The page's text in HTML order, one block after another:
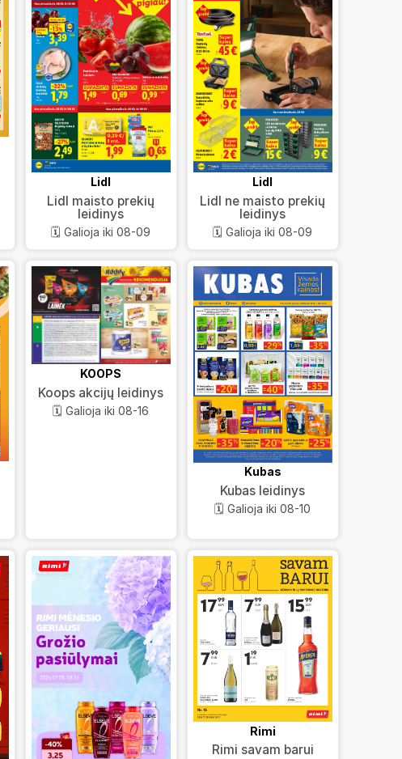
Lidl
Lidl maisto prekių
leidinys
🗓️ Galioja iki 08-09
Lidl
Lidl ne maisto prekių
leidinys
🗓️ Galioja iki 08-09
KOOPS
Koops akcijų leidinys
🗓️ Galioja iki 08-16
Kubas
Kubas leidinys
🗓️ Galioja iki 08-10
Rimi
Rimi savam barui